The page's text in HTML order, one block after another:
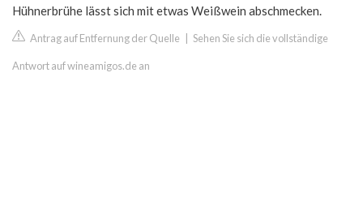
Hühnerbrühe lässt sich mit etwas Weißwein abschmecken.
Antrag auf Entfernung der Quelle Sehen Sie sich die vollständige
Antwort auf wineamigos.de an